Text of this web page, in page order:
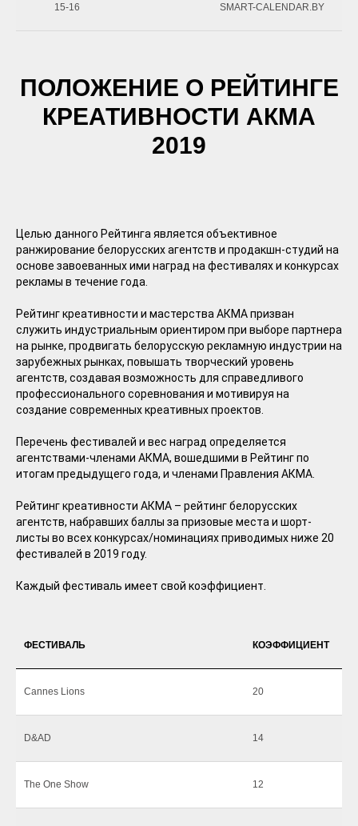
15-16 SMART-CALENDAR.BY
ПОЛОЖЕНИЕ О РЕЙТИНГЕ
КРЕАТИВНОСТИ АКМА
2019
Целью данного Рейтинга является объективное
ранжирование белорусских агентств и продакшн-студий на
основе завоеванных ими наград на фестивалях и конкурсах
рекламы в течение года.
Рейтинг креативности и мастерства АКМА призван
служить индустриальным ориентиром при выборе партнера
на рынке, продвигать белорусскую рекламную индустрии на
зарубежных рынках, повышать творческий уровень
агентств, создавая возможность для справедливого
профессионального соревнования и мотивируя на
создание современных креативных проектов.
Перечень фестивалей и вес наград определяется
агентствами-членами АКМА, вошедшими в Рейтинг по
итогам предыдущего года, и членами Правления АКМА.
Рейтинг креативности АКМА – рейтинг белорусских
агентств, набравших баллы за призовые места и шорт-
листы во всех конкурсах/номинациях приводимых ниже 20
фестивалей в 2019 году.
Каждый фестиваль имеет свой коэффициент.
ФЕСТИВАЛЬ КОЭФФИЦИЕНТ
Cannes Lions 20
D&AD 14
The One Show 12